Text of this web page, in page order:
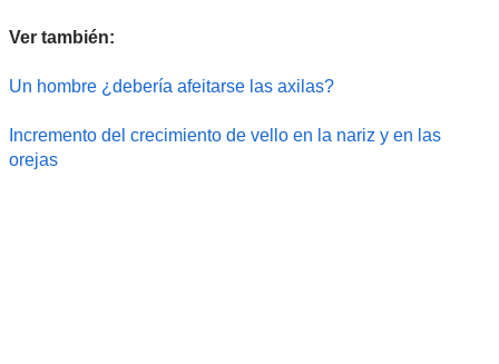
Ver también:
Un hombre ¿debería afeitarse las axilas?
Incremento del crecimiento de vello en la nariz y en las
orejas